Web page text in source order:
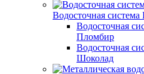
Водосточная
Водосточная
Пломбир
Водосточная
Шоколад